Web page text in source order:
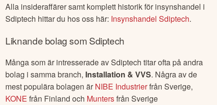
Alla insideraffärer samt komplett historik för insynshandel i
Sdiptech hittar du hos oss här: InsynshandelSdiptech.
Liknande bolag som Sdiptech
Många som är intresserade avSdiptech titar ofta på andra
bolag i samma branch, Installation & VVS. Några av de
mest populära bolagen är NIBE IndustrierfrånSverige,
KONE från Finland och MuntersfrånSverige